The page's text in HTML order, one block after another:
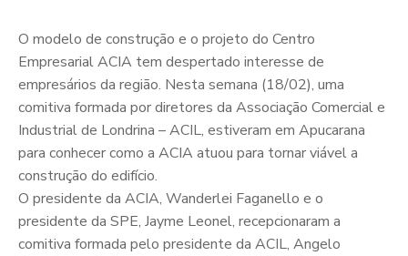
O modelo de construção e o projeto do Centro
Empresarial ACIA tem despertado interesse de
empresários da região. Nesta semana (18/02), uma
comitiva formada por diretores da Associação Comercial e
Industrial de Londrina – ACIL, estiveram em Apucarana
para conhecer como a ACIA atuou para tornar viável a
construção do edifício.
O presidente da ACIA, Wanderlei Faganello e o
presidente da SPE, Jayme Leonel, recepcionaram a
comitiva formada pelo presidente da ACIL, Angelo